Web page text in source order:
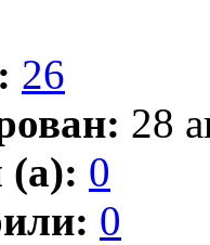
26
28
(а): 0
0